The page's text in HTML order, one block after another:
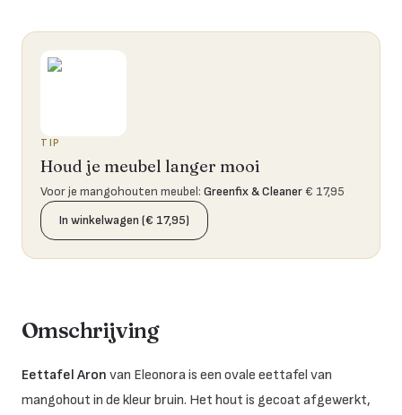
TIP
Houd je meubel langer mooi
Voor je mangohouten meubel: Greenfix & Cleaner€ 17,95
In winkelwagen (€ 17,95)
Omschrijving
Eettafel Aron van Eleonora is een ovale eettafel van
mangohout in de kleur bruin. Het hout is gecoat afgewerkt,